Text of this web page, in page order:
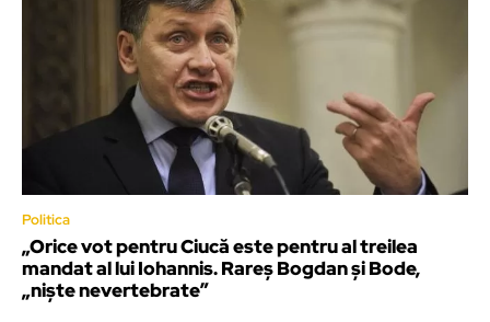
Politica
„Orice vot pentru Ciucă este pentru al treilea
mandat al lui Iohannis. Rareș Bogdan și Bode,
„niște nevertebrate”